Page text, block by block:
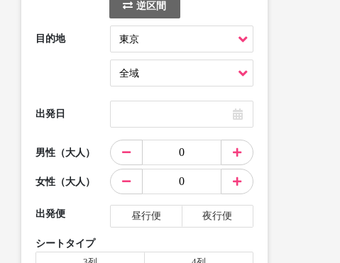
逆区間
目的地
出発日
男性（大人）
女性（大人）
出発便 昼行便 夜行便
シートタイプ